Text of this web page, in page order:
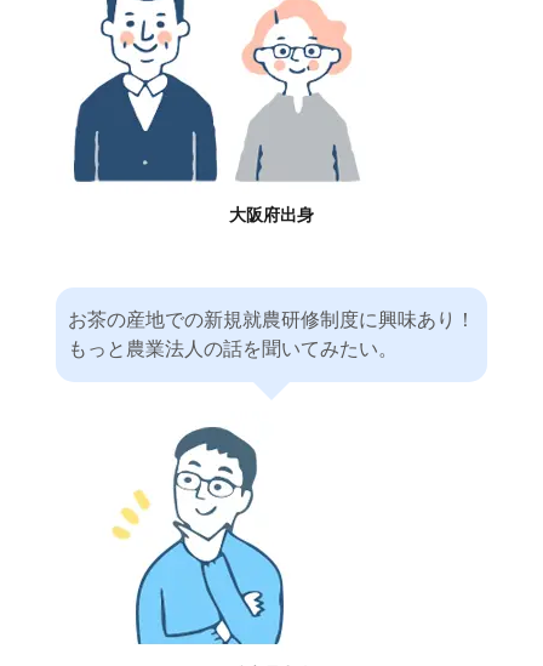
大阪府出身
お茶の産地での新規就農研修制度に興味あり！
もっと農業法人の話を聞いてみたい。